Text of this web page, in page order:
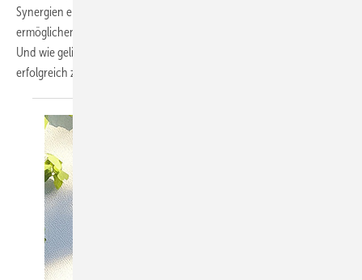
Synergien ergeben sich aus dem Deal? Welche Strategien
ermöglichen das Wachstum in einer herausfordernden Marktlage?
Und wie gelingt es Hilzinger, immer wieder große Übernahmen
erfolgreich zu